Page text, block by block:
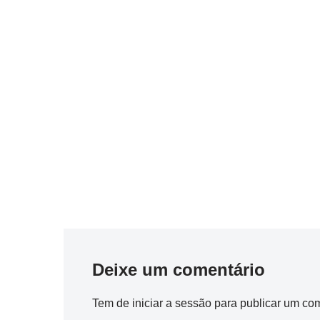
Deixe um comentário
Tem de iniciar a sessão para publicar um